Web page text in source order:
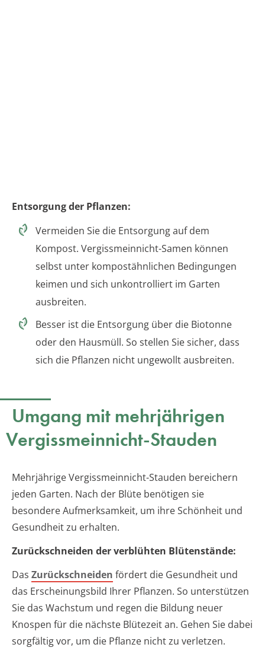
Entsorgung der Pflanzen:
Vermeiden Sie die Entsorgung auf dem
Kompost. Vergissmeinnicht-Samen können
selbst unter kompostähnlichen Bedingungen
keimen und sich unkontrolliert im Garten
ausbreiten.
Besser ist die Entsorgung über die Biotonne
oder den Hausmüll. So stellen Sie sicher, dass
sich die Pflanzen nicht ungewollt ausbreiten.
Umgang mit mehrjährigen
Vergissmeinnicht-Stauden
Mehrjährige Vergissmeinnicht-Stauden bereichern
jeden Garten. Nach der Blüte benötigen sie
besondere Aufmerksamkeit, um ihre Schönheit und
Gesundheit zu erhalten.
Zurückschneiden der verblühten Blütenstände:
Das Zurückschneiden fördert die Gesundheit und
das Erscheinungsbild Ihrer Pflanzen. So unterstützen
Sie das Wachstum und regen die Bildung neuer
Knospen für die nächste Blütezeit an. Gehen Sie dabei
sorgfältig vor, um die Pflanze nicht zu verletzen.